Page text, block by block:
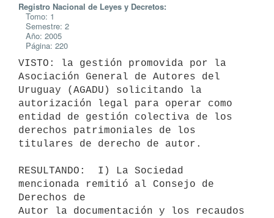
Registro Nacional de Leyes y Decretos:
Tomo: 1
Semestre: 2
Año: 2005
Página: 220
VISTO: la gestión promovida por la
Asociación General de Autores del
Uruguay (AGADU) solicitando la
autorización legal para operar como
entidad de gestión colectiva de los
derechos patrimoniales de los
titulares de derecho de autor.
RESULTANDO:  I) La Sociedad
mencionada remitió al Consejo de
Derechos de
Autor la documentación y los recaudos